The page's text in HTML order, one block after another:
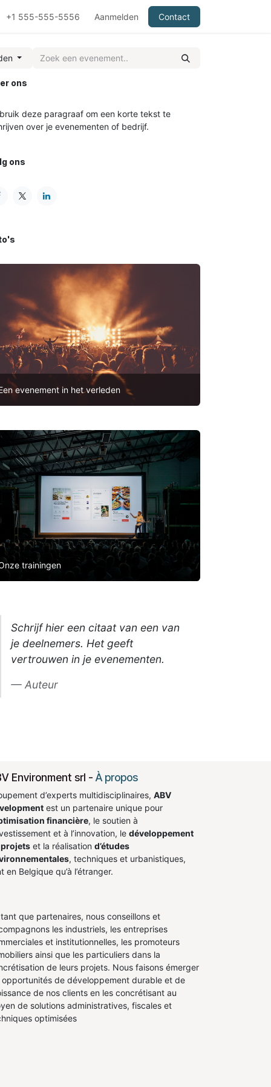
+1 555-555-5556 Aanmelden Contact
ons
deze paragraaf om een korte tekst te
over je evenementen of bedrijf.
ons
evenement in het verleden
trainingen
Schrijf hier een citaat van een van
je deelnemers. Het geeft
vertrouwen in je evenementen.
Auteur
Environment srl - À propos
d’experts multidisciplinaires, ABV
est un partenaire unique pour
financière, le soutien à
et à l’innovation, le développement
et la réalisation d’études
, techniques et urbanistiques,
en Belgique qu’à l’étranger.
que partenaires, nous conseillons et
les industriels, les entreprises
et institutionnelles, les promoteurs
ainsi que les particuliers dans la
de leurs projets. Nous faisons émerger
opportunités de développement durable et de
de nos clients en les concrétisant au
de solutions administratives, fiscales et
optimisées